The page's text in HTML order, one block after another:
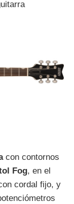
con contornos
Fog, en el
cordal fijo, y